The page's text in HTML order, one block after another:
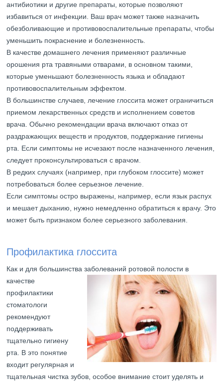
антибиотики и другие препараты, которые позволяют
избавиться от инфекции. Ваш врач может также назначить
обезболивающие и противовоспалительные препараты, чтобы
уменьшить покраснение и болезненность.
В качестве домашнего лечения применяют различные
орошения рта травяными отварами, в основном такими,
которые уменьшают болезненность языка и обладают
противовоспалительным эффектом.
В большинстве случаев, лечение глоссита может ограничиться
приемом лекарственных средств и исполнением советов
врача. Обычно рекомендации врача включают отказ от
раздражающих веществ и продуктов, поддержание гигиены
рта. Если симптомы не исчезают после назначенного лечения,
следует проконсультироваться с врачом.
В редких случаях (например, при глубоком глоссите) может
потребоваться более серьезное лечение.
Если симптомы остро выражены, например, если язык распух
и мешает дыханию, нужно немедленно обратиться к врачу. Это
может быть признаком более серьезного заболевания.
Профилактика глоссита
Как и для большинства заболеваний ротовой полости в
качестве
профилактики
стоматологи
рекомендуют
поддерживать
тщательно гигиену
рта. В это понятие
входит регулярная и
тщательная чистка зубов, особое внимание стоит уделять и